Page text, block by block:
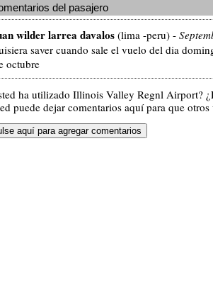
del pasajero
wilder larrea davalos (lima -peru) -
saver cuando sale el vuelo del dia
octubre
ha utilizado Illinois Valley Regnl Airport?
puede dejar comentarios aquí para que